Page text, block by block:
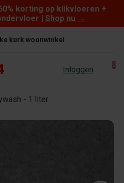
korting op klikvloeren +
| Shop nu →
kurk woonwinkel
Inloggen 0
- 1 liter